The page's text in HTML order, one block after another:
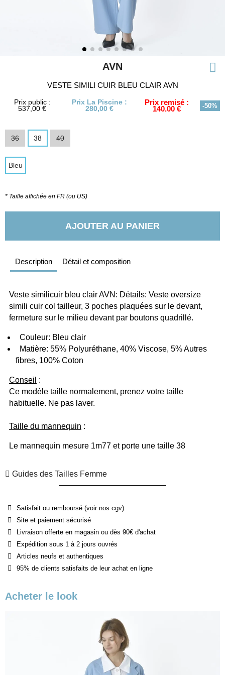
AVN
VESTE SIMILI CUIR BLEU CLAIR AVN
Prix public :
537,00 €
Prix La Piscine :
280,00 €
Prix remisé :
140,00 € -50%
36 38 40
Bleu
* Taille affichée en FR (ou US)
AJOUTER AU PANIER
Description Détail et composition
Veste similicuir bleu clair AVN: Détails: Veste oversize
simili cuir col tailleur, 3 poches plaquées sur le devant,
fermeture sur le milieu devant par boutons quadrillé.
Couleur: Bleu clair
Matière: 55% Polyuréthane, 40% Viscose, 5% Autres
fibres, 100% Coton
Conseil :
Ce modèle taille normalement, prenez votre taille
habituelle. Ne pas laver.
Taille du mannequin :
Le mannequin mesure 1m77 et porte une taille 38
Guides des Tailles Femme
Satisfait ou remboursé (voir nos cgv)
Site et paiement sécurisé
Livraison offerte en magasin ou dès 90€ d'achat
Expédition sous 1 à 2 jours ouvrés
Articles neufs et authentiques
95% de clients satisfaits de leur achat en ligne
Acheter le look